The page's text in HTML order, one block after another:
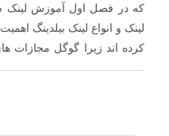
که در فصل اول آموزش لینک
لینک و انواع لینک بیلدینگ
کرده اند زیرا گوگل مجازات
که لینک کیفیت …